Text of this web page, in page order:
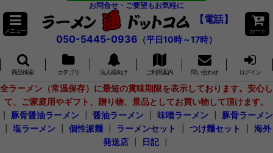
お問合せ・ご要望もお気軽に
メニュー
【電話】
050-5445-0936 （平日10時～17時）
カート
商品検索 カテゴリ 法人様向け ご利用案内 問い合わせ ログイン
全ラーメン（常温保存）に最短の賞味期限を表示しております。安心し
て、ご家庭用やギフト、贈り物、景品としてお買い物して頂けます。
豚骨醤油ラーメン 醤油ラーメン 味噌ラーメン
豚骨ラーメン
塩ラーメン 個性派麺 ラーメンセット つけ麺セット
海外
発送店
日記┃